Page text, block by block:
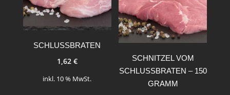
SCHLUSSBRATEN
1,62 €
inkl. 10 % MwSt.
SCHNITZEL VOM
SCHLUSSBRATEN – 150
GRAMM